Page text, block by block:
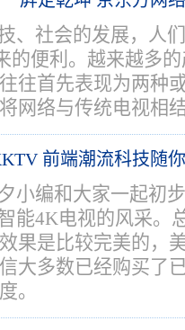
、社会的发展，人
的便利。越来越多
往首先表现为两种
网络与传统电视相
前端潮流科技随
小编和大家一起初
能4K电视的风采。
果是比较完美的，
大多数已经购买了
。